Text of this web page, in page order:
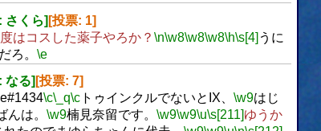
さくら] [投票: 1]
はコスした薬子やろか？ \n\w8\w8\w8\h\s[4] うに
ろ。 \e
なる] [投票: 7]
\c\_q\cトゥインクルでないとIX、 \w9はじ
んは。 \w9楠見奈留です。 \w9\w9\u\s[211]ゆうか